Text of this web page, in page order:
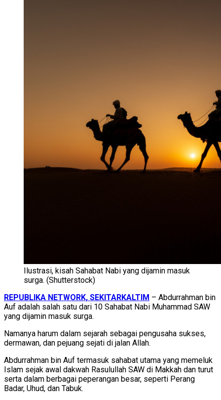
Ilustrasi, kisah Sahabat Nabi yang dijamin masuk
surga. (Shutterstock)
REPUBLIKA NETWORK, SEKITARKALTIM – Abdurrahman bin
Auf adalah salah satu dari 10 Sahabat Nabi Muhammad SAW
yang dijamin masuk surga.
Namanya harum dalam sejarah sebagai pengusaha sukses,
dermawan, dan pejuang sejati di jalan Allah.
Abdurrahman bin Auf termasuk sahabat utama yang memeluk
Islam sejak awal dakwah Rasulullah SAW di Makkah dan turut
serta dalam berbagai peperangan besar, seperti Perang
Badar, Uhud, dan Tabuk.